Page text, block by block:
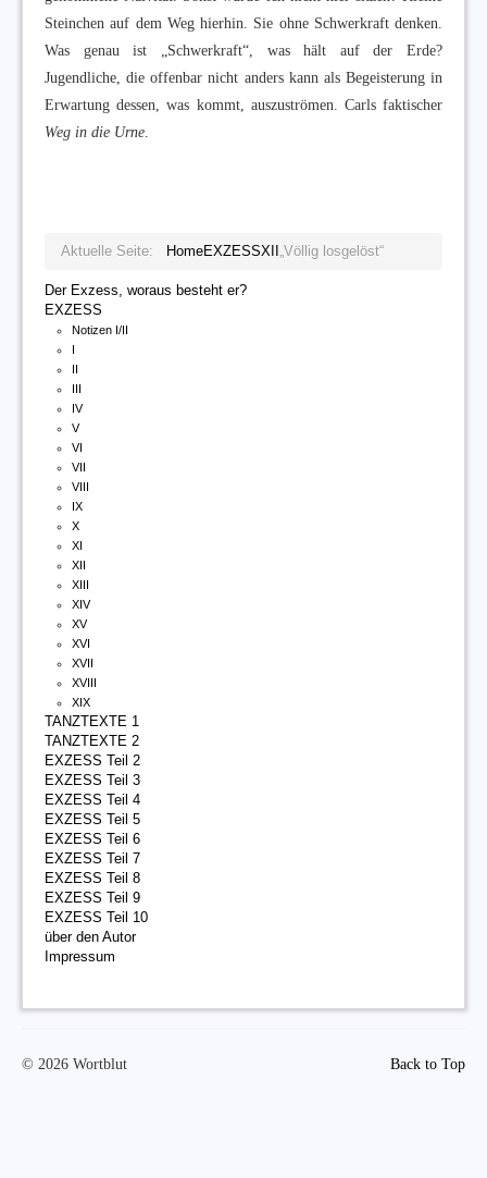
Steinchen auf dem Weg hierhin. Sie ohne Schwerkraft denken.
Was genau ist „Schwerkraft“, was hält auf der Erde?
Jugendliche, die offenbar nicht anders kann als Begeisterung in
Erwartung dessen, was kommt, auszuströmen. Carls faktischer
Weg in die Urne
Aktuelle Seite: HomeEXZESSXII „Völlig losgelöst“
Der Exzess, woraus besteht er?
EXZESS
Notizen I/II
I
II
III
IV
V
VI
VII
VIII
IX
X
XI
XII
XIII
XIV
XV
XVI
XVII
XVIII
XIX
TANZTEXTE 1
TANZTEXTE 2
EXZESS Teil 2
EXZESS Teil 3
EXZESS Teil 4
EXZESS Teil 5
EXZESS Teil 6
EXZESS Teil 7
EXZESS Teil 8
EXZESS Teil 9
EXZESS Teil 10
über den Autor
Impressum
Back to Top
© 2026 Wortblut